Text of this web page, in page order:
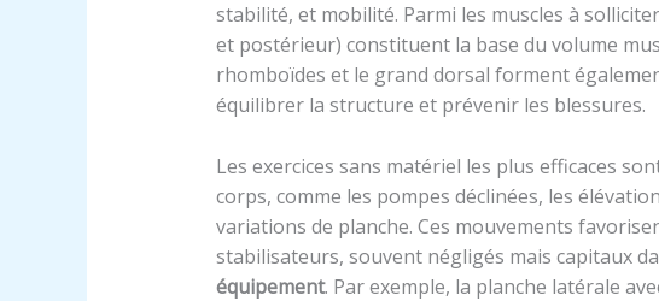
stabilité, et mobilité. Parmi les muscles à
et postérieur) constituent la base du volume
rhomboïdes et le grand dorsal forment
équilibrer la structure et prévenir les blessures.
Les exercices sans matériel les plus efficaces
corps, comme les pompes déclinées, les
variations de planche. Ces mouvements
stabilisateurs, souvent négligés mais capitaux
équipement. Par exemple, la planche latérale